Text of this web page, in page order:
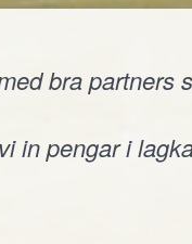
bra partners
in pengar i